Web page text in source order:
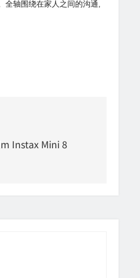
全轴围绕在家人之间的沟通,
Instax Mini 8